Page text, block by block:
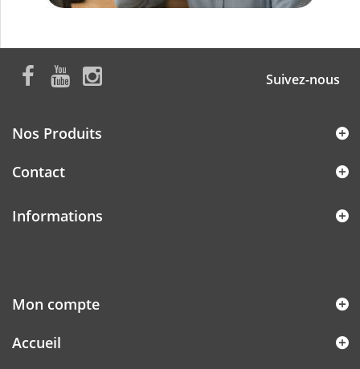
Suivez-nous
Nos Produits
Contact
Informations
Mon compte
Accueil